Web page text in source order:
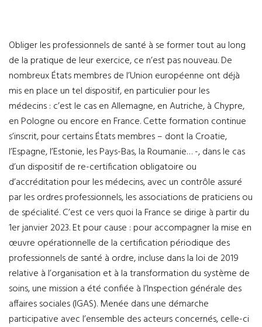
Obliger les professionnels de santé à se former tout au long
de la pratique de leur exercice, ce n’est pas nouveau. De
nombreux États membres de l’Union européenne ont déjà
mis en place un tel dispositif, en particulier pour les
médecins : c’est le cas en Allemagne, en Autriche, à Chypre,
en Pologne ou encore en France. Cette formation continue
s’inscrit, pour certains États membres – dont la Croatie,
l’Espagne, l’Estonie, les Pays-Bas, la Roumanie… -, dans le cas
d’un dispositif de re-certification obligatoire ou
d’accréditation pour les médecins, avec un contrôle assuré
par les ordres professionnels, les associations de praticiens ou
de spécialité. C’est ce vers quoi la France se dirige à partir du
1er janvier 2023. Et pour cause : pour accompagner la mise en
œuvre opérationnelle de la certification périodique des
professionnels de santé à ordre, incluse dans la loi de 2019
relative à l’organisation et à la transformation du système de
soins, une mission a été confiée à l’Inspection générale des
affaires sociales (IGAS). Menée dans une démarche
participative avec l’ensemble des acteurs concernés, celle-ci